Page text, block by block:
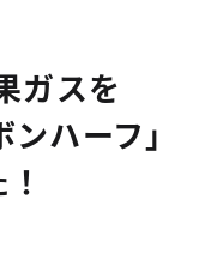
ガスを
ハーフ」